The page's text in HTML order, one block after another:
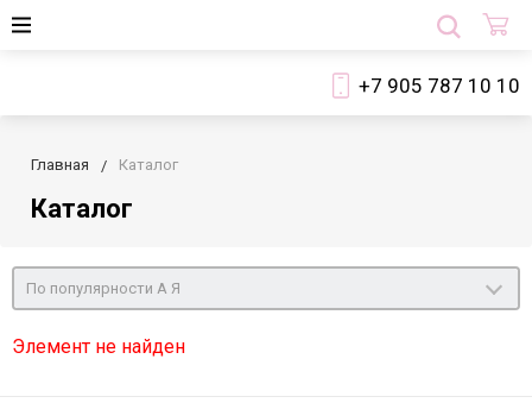
+7 905 787 10 10
Главная Каталог
Каталог
По популярности А Я
Элемент не найден